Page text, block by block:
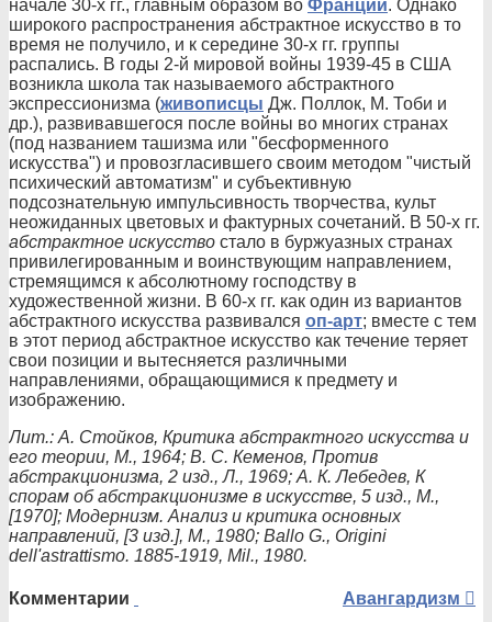
начале 30-х гг., главным образом во Франции. Однако
широкого распространения абстрактное искусство в то
время не получило, и к середине 30-х гг. группы
распались. В годы 2-й мировой войны 1939-45 в США
возникла школа так называемого абстрактного
экспрессионизма (живописцы Дж. Поллок, М. Тоби и
др.), развивавшегося после войны во многих странах
(под названием ташизма или "бесформенного
искусства") и провозгласившего своим методом "чистый
психический автоматизм" и субъективную
подсознательную импульсивность творчества, культ
неожиданных цветовых и фактурных сочетаний. В 50-х гг.
абстрактное искусство стало в буржуазных странах
привилегированным и воинствующим направлением,
стремящимся к абсолютному господству в
художественной жизни. В 60-х гг. как один из вариантов
абстрактного искусства развивался оп-арт; вместе с тем
в этот период абстрактное искусство как течение теряет
свои позиции и вытесняется различными
направлениями, обращающимися к предмету и
изображению.
Лит.: А. Стойков, Критика абстрактного искусства и
его теории, М., 1964; В. С. Кеменов, Против
абстракционизма, 2 изд., Л., 1969; А. К. Лебедев, К
спорам об абстракционизме в искусстве, 5 изд., М.,
[1970]; Модернизм. Анализ и критика основных
направлений, [3 изд.], М., 1980; Ballo G., Origini
dell'astrattismo. 1885-1919, Mil., 1980.
Авангардизм
Комментарии